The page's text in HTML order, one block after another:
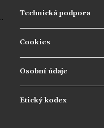
Technická podpora
Cookies
Osobní údaje
Etický kodex